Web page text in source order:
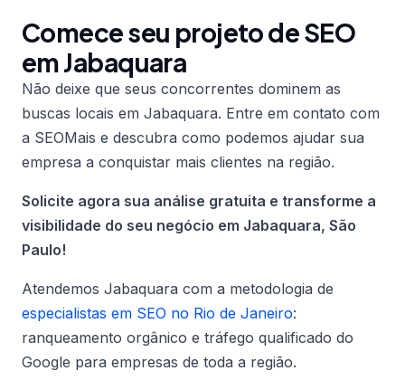
Comece seu projeto de SEO
em Jabaquara
Não deixe que seus concorrentes dominem as
buscas locais em Jabaquara. Entre em contato com
a SEOMais e descubra como podemos ajudar sua
empresa a conquistar mais clientes na região.
Solicite agora sua análise gratuita e transforme a
visibilidade do seu negócio em Jabaquara, São
Paulo!
Atendemos Jabaquara com a metodologia de
especialistas em SEO no Rio de Janeiro:
ranqueamento orgânico e tráfego qualificado do
Google para empresas de toda a região.